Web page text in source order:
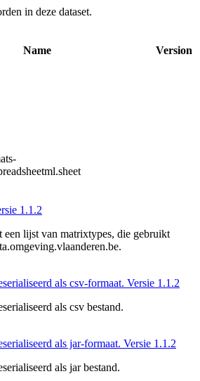
in deze dataset.
Name
Version
1.1.2
een lijst van matrixtypes, die gebruikt
als csv-formaat. Versie 1.1.2
als csv bestand.
als jar-formaat. Versie 1.1.2
als jar bestand.